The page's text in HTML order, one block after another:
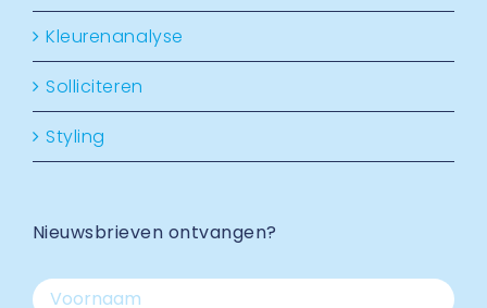
Kleurenanalyse
Solliciteren
Styling
Nieuwsbrieven ontvangen?